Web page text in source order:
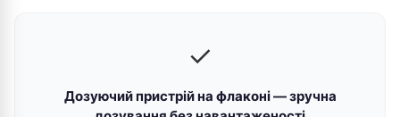
✓
Дозуючий пристрій на флаконі — зручна